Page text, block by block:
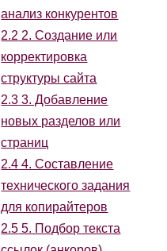
анализ конкурентов
2.2 2. Создание или
корректировка
структуры сайта
2.3 3. Добавление
новых разделов или
страниц
2.4 4. Составление
технического задания
для копирайтеров
2.5 5. Подбор текста